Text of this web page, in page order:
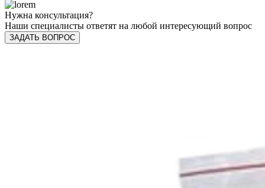
Нужна консультация?
Наши специалисты ответят на любой интересующий вопрос
ЗАДАТЬ ВОПРОС